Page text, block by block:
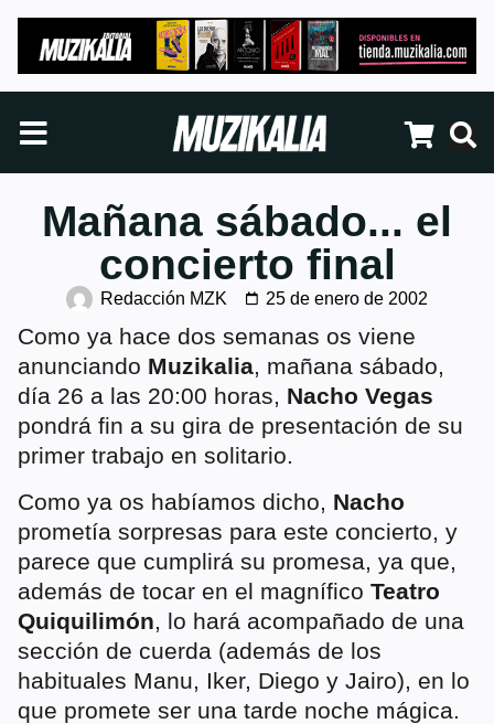
Mañana sábado... el
concierto final
Redacción MZK 25 de enero de 2002
Como ya hace dos semanas os viene
anunciando Muzikalia, mañana sábado,
día 26 a las 20:00 horas, Nacho Vegas
pondrá fin a su gira de presentación de su
primer trabajo en solitario.
Como ya os habíamos dicho, Nacho
prometía sorpresas para este concierto, y
parece que cumplirá su promesa, ya que,
además de tocar en el magnífico Teatro
Quiquilimón, lo hará acompañado de una
sección de cuerda (además de los
habituales Manu, Iker, Diego y Jairo), en lo
que promete ser una tarde noche mágica.